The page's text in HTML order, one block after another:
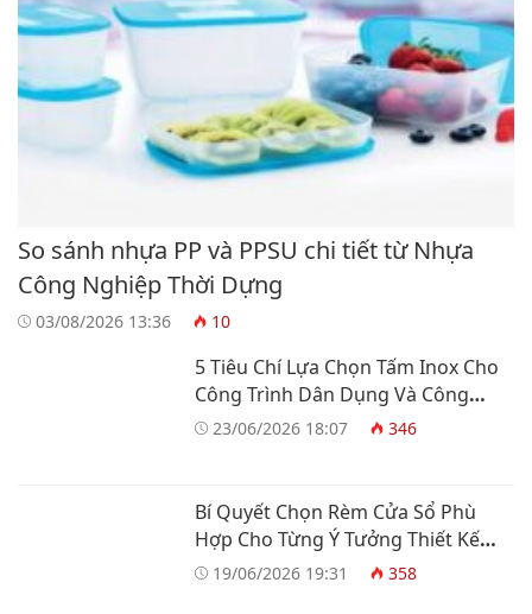
So sánh nhựa PP và PPSU chi tiết từ Nhựa
Công Nghiệp Thời Dựng
03/08/2026 13:36 10
5 Tiêu Chí Lựa Chọn Tấm Inox Cho
Công Trình Dân Dụng Và Công
Nghiệp
23/06/2026 18:07 346
Bí Quyết Chọn Rèm Cửa Sổ Phù
Hợp Cho Từng Ý Tưởng Thiết Kế
Nhà Ở
19/06/2026 19:31 358